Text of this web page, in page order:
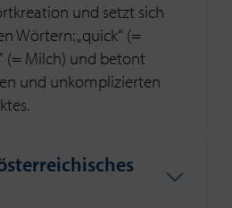
und setzt sich
Wörtern: „quick“ (=
(= Milch) und betont
und unkomplizierten